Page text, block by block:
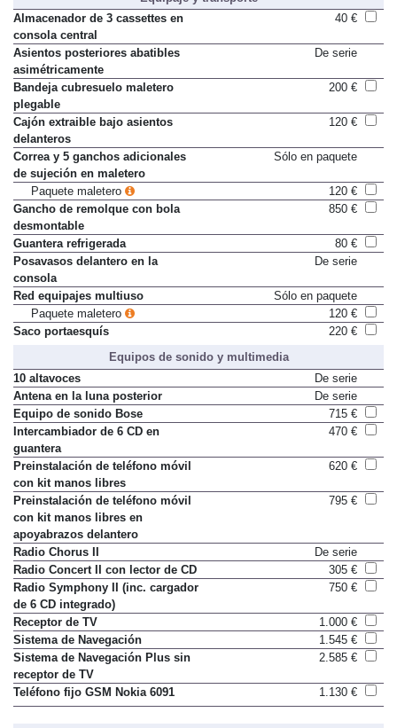
Almacenador de 3 cassettes en
consola central
40 €
Asientos posteriores abatibles
asimétricamente
De serie
Bandeja cubresuelo maletero
plegable
200 €
Cajón extraible bajo asientos
delanteros
120 €
Correa y 5 ganchos adicionales
de sujeción en maletero
Sólo en paquete
Paquete maletero
120 €
Gancho de remolque con bola
desmontable
850 €
Guantera refrigerada
80 €
Posavasos delantero en la
consola
De serie
Red equipajes multiuso
Sólo en paquete
Paquete maletero
120 €
Saco portaesquís
220 €
Equipos de sonido y multimedia
10 altavoces
De serie
Antena en la luna posterior
De serie
Equipo de sonido Bose
715 €
Intercambiador de 6 CD en
guantera
470 €
Preinstalación de teléfono móvil
con kit manos libres
620 €
Preinstalación de teléfono móvil
con kit manos libres en
apoyabrazos delantero
795 €
Radio Chorus II
De serie
Radio Concert II con lector de CD
305 €
Radio Symphony II (inc. cargador
de 6 CD integrado)
750 €
Receptor de TV
1.000 €
Sistema de Navegación
1.545 €
Sistema de Navegación Plus sin
receptor de TV
2.585 €
Teléfono fijo GSM Nokia 6091 1.130 €